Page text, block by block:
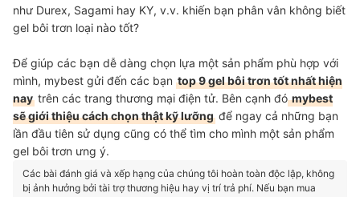
như Durex, Sagami hay KY, v.v. khiến bạn phân vân không biết
gel bôi trơn loại nào tốt?
Để giúp các bạn dễ dàng chọn lựa một sản phẩm phù hợp với
mình, mybest gửi đến các bạn top 9 gel bôi trơn tốt nhất hiện
nay trên các trang thương mại điện tử. Bên cạnh đómybest
sẽ giới thiệu cách chọn thật kỹ lưỡng để ngay cả những bạn
lần đầu tiên sử dụng cũng có thể tìm cho mình một sản phẩm
gel bôi trơn ưng ý.
Các bài đánh giá và xếp hạng của chúng tôi hoàn toàn độc lập, không
bị ảnh hưởng bởi tài trợ thương hiệu hay vị trí trả phí. Nếu bạn mua